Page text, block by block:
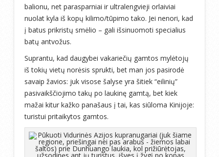
balionu, net parasparniai ir ultralengvieji orlaiviai
nuolat kyla iš kopų kilimo/tūpimo tako. Jei nenori, kad
į batus prikristų smėlio – gali išsinuomoti specialius
batų antvožus.
Suprantu, kad daugybei vakariečių gamtos mylėtojų
iš tokių vietų norėsis sprukti, bet man jos pasirodė
savaip žavios: juk visose šalyse yra šitiek “eilinių”
pasivaikščiojimo takų po laukinę gamtą, bet kiek
mažai kitur kažko panašaus į tai, kas siūloma Kinijoje:
turistui pritaikytos gamtos.